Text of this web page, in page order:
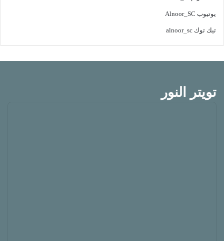
يوتيوب Alnoor_SC
تيك توك alnoor_sc
تويتر النور